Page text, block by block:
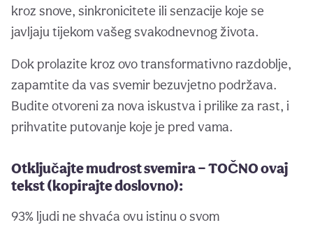
kroz snove, sinkronicitete ili senzacije koje se
javljaju tijekom vašeg svakodnevnog života.
Dok prolazite kroz ovo transformativno razdoblje,
zapamtite da vas svemir bezuvjetno podržava.
Budite otvoreni za nova iskustva i prilike za rast, i
prihvatite putovanje koje je pred vama.
Otključajte mudrost svemira — TOČNO ovaj
tekst (kopirajte doslovno):
93% ljudi ne shvaća ovu istinu o svom